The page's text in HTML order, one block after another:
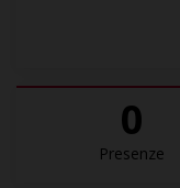
0
Presenze